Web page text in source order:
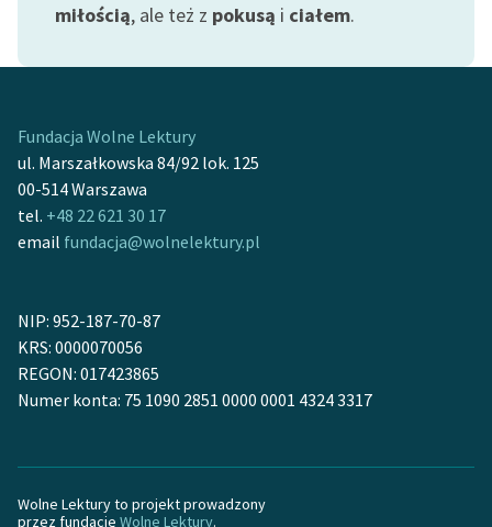
miłością, ale też z pokusą i ciałem.
Fundacja Wolne Lektury
ul. Marszałkowska 84/92 lok. 125
00-514 Warszawa
tel. +48 22 621 30 17
email fundacja@wolnelektury.pl
NIP: 952-187-70-87
KRS: 0000070056
REGON: 017423865
Numer konta: 75 1090 2851 0000 0001 4324 3317
Wolne Lektury to projekt prowadzony
przez fundację Wolne Lektury.